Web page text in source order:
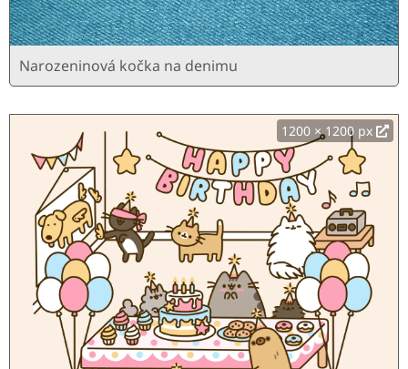
Narozeninová kočka na denimu
1200 × 1200 px